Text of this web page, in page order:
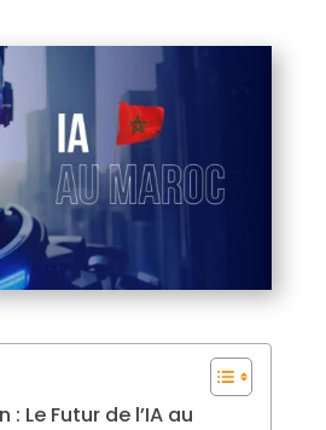
Le Futur de l’IA au